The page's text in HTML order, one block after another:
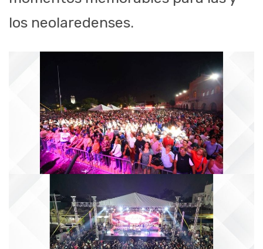
los neolaredenses.